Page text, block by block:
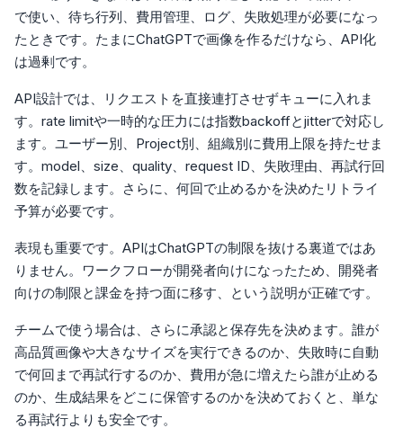
で使い、待ち行列、費用管理、ログ、失敗処理が必要になっ
たときです。たまにChatGPTで画像を作るだけなら、API化
は過剰です。
API設計では、リクエストを直接連打させずキューに入れま
す。rate limitや一時的な圧力には指数backoffとjitterで対応し
ます。ユーザー別、Project別、組織別に費用上限を持たせま
す。model、size、quality、request ID、失敗理由、再試行回
数を記録します。さらに、何回で止めるかを決めたリトライ
予算が必要です。
表現も重要です。APIはChatGPTの制限を抜ける裏道ではあ
りません。ワークフローが開発者向けになったため、開発者
向けの制限と課金を持つ面に移す、という説明が正確です。
チームで使う場合は、さらに承認と保存先を決めます。誰が
高品質画像や大きなサイズを実行できるのか、失敗時に自動
で何回まで再試行するのか、費用が急に増えたら誰が止める
のか、生成結果をどこに保管するのかを決めておくと、単な
る再試行よりも安全です。